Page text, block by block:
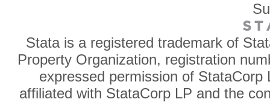
Stata is a registered trademark of
Property Organization, registration
expressed permission of
affiliated with StataCorp LP and the